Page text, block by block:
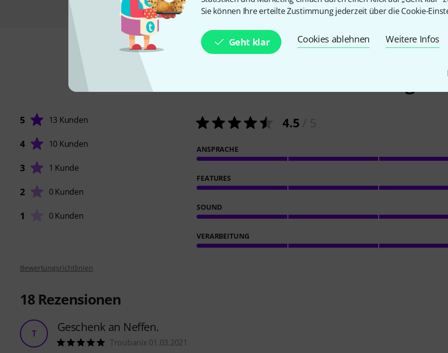
Sie können Ihre erteilte Zustimmung jederzeit über die Cookie-
Geht klar Cookies ablehnen Weitere Infos
5 13 Kunden
4 10 Kunden
3 1 Kunde
2 0 Kunden
1 0 Kunden
4.5
ANSPRACHE
FEATURES
SOUND
VERARBEITUNG
Bewertungsrichtlinien
18 Rezensionen
T Geschenk an Neffen.
Troubanix 01.03.2021